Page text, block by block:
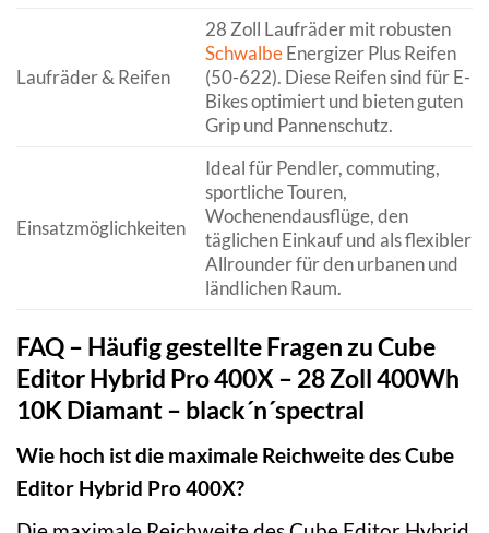
Laufräder & Reifen
28 Zoll Laufräder mit robusten
SchwalbeEnergizer Plus Reifen
(50-622). Diese Reifen sind für E-
Bikes optimiert und bieten guten
Grip und Pannenschutz.
Einsatzmöglichkeiten
Ideal für Pendler, commuting,
sportliche Touren,
Wochenendausflüge, den
täglichen Einkauf und als flexibler
Allrounder für den urbanen und
ländlichen Raum.
FAQ – Häufig gestellte Fragen zu Cube
Editor Hybrid Pro 400X – 28 Zoll 400Wh
10K Diamant – black´n´spectral
Wie hoch ist die maximale Reichweite des Cube
Editor Hybrid Pro 400X?